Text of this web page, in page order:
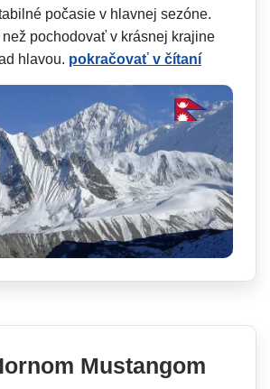
počasie v hlavnej sezóne.
pochodovať v krásnej krajine
hlavou. pokračovať v čítaní
Mustangom